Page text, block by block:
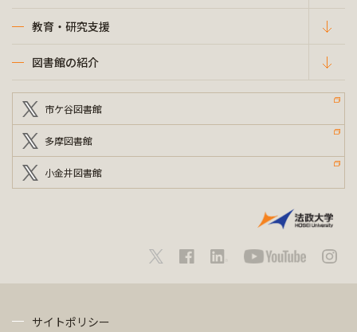
教育・研究支援
図書館の紹介
市ケ谷図書館
多摩図書館
小金井図書館
サイトポリシー